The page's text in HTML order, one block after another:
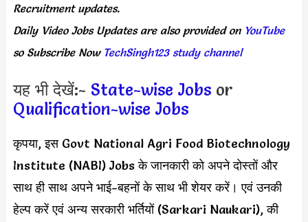
Recruitment updates.
Daily Video Jobs Updates are also provided onYouTube
so Subscribe Now TechSingh123 study channel
यह भी देखें:- State-wise Jobs or
Qualification-wise Jobs
कृपया, इस Govt National Agri Food Biotechnology
Institute (NABI) Jobs के जानकारी को अपने दोस्तों और
साथ ही साथ अपने भाई-बहनों के साथ भी शेयर करें। एवं उनकी
हेल्प करें एवं अन्य सरकारी भर्तियों (Sarkari Naukari), की